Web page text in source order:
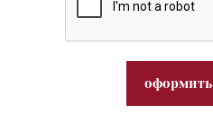
оформить